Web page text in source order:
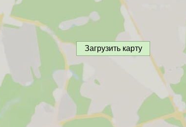
Загрузить карту